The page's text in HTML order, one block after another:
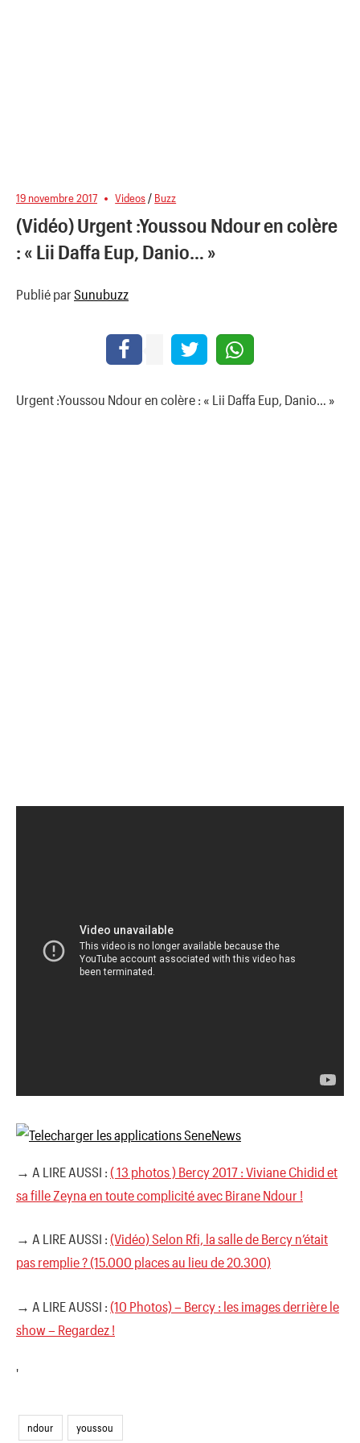
19 novembre 2017 Videos / Buzz
(Vidéo) Urgent :Youssou Ndour en colère
: « Lii Daffa Eup, Danio… »
Publié par Sunubuzz
Urgent :Youssou Ndour en colère : « Lii Daffa Eup, Danio… »
→ A LIRE AUSSI : ( 13 photos ) Bercy 2017 : Viviane Chidid et
sa fille Zeyna en toute complicité avec Birane Ndour !
→ A LIRE AUSSI : (Vidéo) Selon Rfi, la salle de Bercy n’était
pas remplie ? (15.000 places au lieu de 20.300)
→ A LIRE AUSSI : (10 Photos) – Bercy : les images derrière le
show – Regardez !
'
ndour youssou